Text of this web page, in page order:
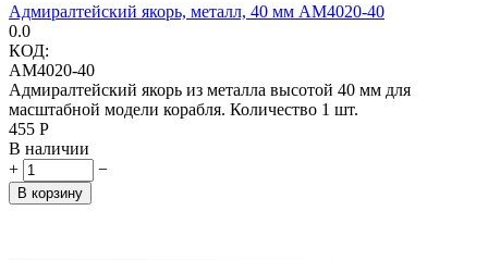
Адмиралтейский якорь, металл, 40 мм AM4020-40
0.0
КОД:
AM4020-40
Адмиралтейский якорь из металла высотой 40 мм для
масштабной модели корабля. Количество 1 шт.
‍455‍ Р
В наличии
+
−
В корзину